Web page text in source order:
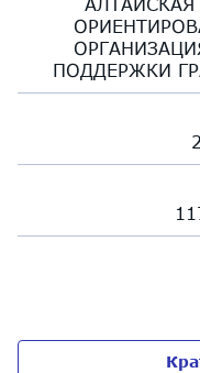
ПОДДЕРЖКИ